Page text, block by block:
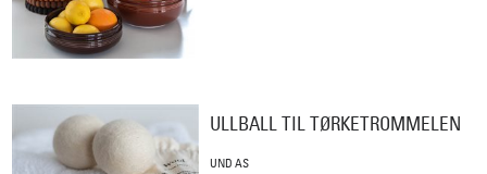
ULLBALL TIL TØRKETROMMELEN
UND AS